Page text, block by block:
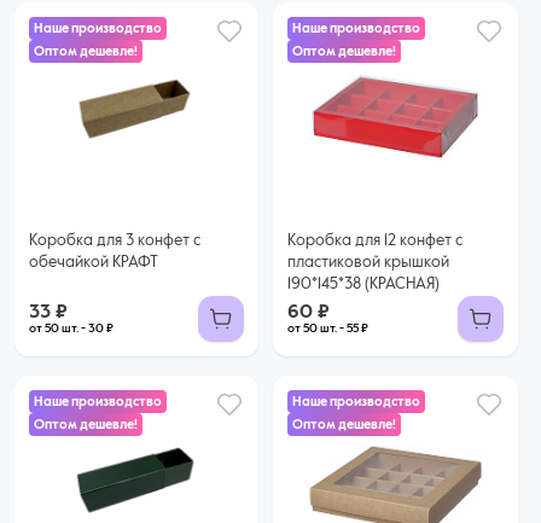
Наше производство
Оптом дешевле!
Коробка для 3 конфет с
обечайкой КРАФТ
33 ₽
от 50 шт. - 30 ₽
33 ₽
30 ₽ за шт. при заказе от 50 шт.
Наше производство
Оптом дешевле!
Коробка для 12 конфет с
пластиковой крышкой
190*145*38 (КРАСНАЯ)
60 ₽
от 50 шт. - 55 ₽
Наше производство
Оптом дешевле!
33 ₽
30 ₽ за шт. при заказе от 50 шт.
Наше производство
Оптом дешевле!
43 ₽
36 ₽ за шт. при заказе от 50 шт.